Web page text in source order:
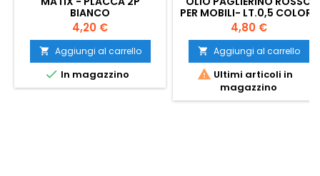
BIANCO
Prezzo
4,20 €
 Aggiungi al carrello
 In magazzino
PER MOBILI- LT.0,5 COLORE
ROSSO - IN FLACONE
Prezzo
4,80 €
 Aggiungi al carrello
 Ultimi articoli in
magazzino